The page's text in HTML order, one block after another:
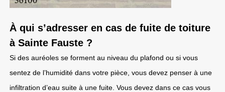
À qui s’adresser en cas de fuite de toiture
à Sainte Fauste ?
Si des auréoles se forment au niveau du plafond ou si vous
sentez de l’humidité dans votre pièce, vous devez penser à une
infiltration d’eau suite à une fuite. Vous devez dans ce cas vous